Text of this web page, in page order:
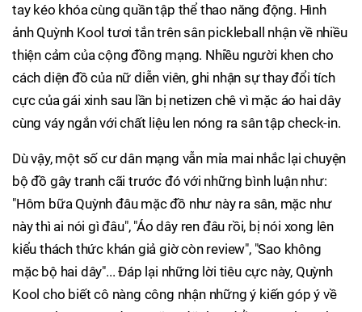
tay kéo khóa cùng quần tập thể thao năng động. Hình
ảnh Quỳnh Kool tươi tắn trên sân pickleball nhận về nhiều
thiện cảm của cộng đồng mạng. Nhiều người khen cho
cách diện đồ của nữ diễn viên, ghi nhận sự thay đổi tích
cực của gái xinh sau lần bị netizen chê vì mặc áo hai dây
cùng váy ngắn với chất liệu len nóng ra sân tập check-in.
Dù vậy, một số cư dân mạng vẫn mỉa mai nhắc lại chuyện
bộ đồ gây tranh cãi trước đó với những bình luận như:
"Hôm bữa Quỳnh đâu mặc đồ như này ra sân, mặc như
này thì ai nói gì đâu", "Áo dây ren đâu rồi, bị nói xong lên
kiểu thách thức khán giả giờ còn review", "Sao không
mặc bộ hai dây"... Đáp lại những lời tiêu cực này, Quỳnh
Kool cho biết cô nàng công nhận những ý kiến góp ý về